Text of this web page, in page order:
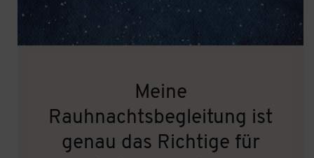
Meine
Rauhnachtsbegleitung ist
genau das Richtige für